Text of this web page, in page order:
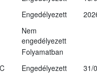
Engedélyezett
Nem
engedélyezett
Folyamatban
Engedélyezett
31/